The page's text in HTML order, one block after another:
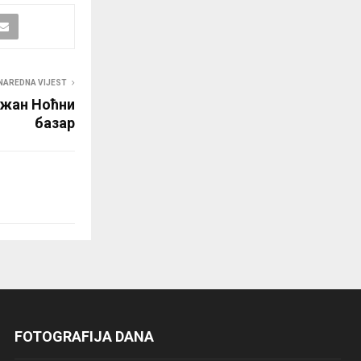
VIJEST
Ноћни
базар
FOTOGRAFIJA DANA